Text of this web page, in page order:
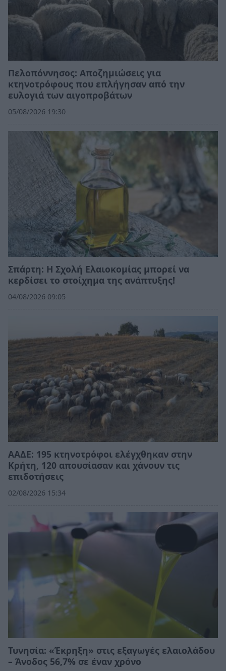
Πελοπόννησος: Αποζημιώσεις για
κτηνοτρόφους που επλήγησαν από την
ευλογιά των αιγοπροβάτων
05/08/2026 19:30
Σπάρτη: Η Σχολή Ελαιοκομίας μπορεί να
κερδίσει το στοίχημα της ανάπτυξης!
04/08/2026 09:05
ΑΑΔΕ: 195 κτηνοτρόφοι ελέγχθηκαν στην
Κρήτη, 120 απουσίασαν και χάνουν τις
επιδοτήσεις
02/08/2026 15:34
Τυνησία: «Έκρηξη» στις εξαγωγές ελαιολάδου
– Άνοδος 56,7% σε έναν χρόνο